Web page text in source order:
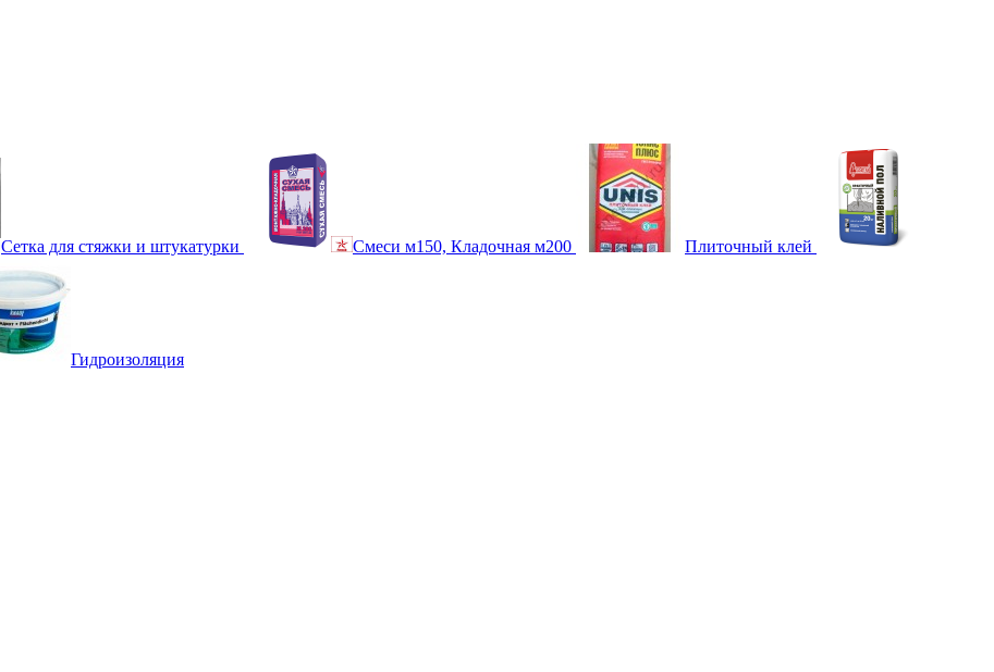
Сетка для стяжки и штукатурки Смеси м150, Кладочная м200 Плиточный клей
Гидроизоляция